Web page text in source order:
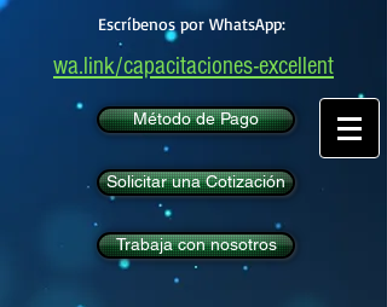
Escríbenos por WhatsApp:
wa.link/capacitaciones-excellent
Método de Pago
Solicitar una Cotización
Trabaja con nosotros